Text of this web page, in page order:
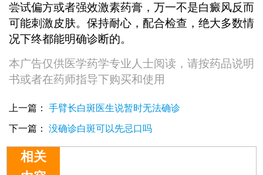
尝试偏方或者强效激素药膏，万一不是白癜风反而
可能刺激皮肤。保持耐心，配合检查，绝大多数情
况下终都能明确诊断的。
本广告仅供医学药学专业人士阅读，请按药品说明
书或者在药师指导下购买和使用
上一篇： 手臂长白斑医生说暂时无法确诊
下一篇： 没确诊白斑可以先忌口吗
相关